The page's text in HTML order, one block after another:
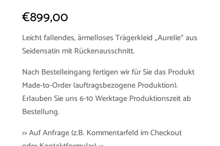
€899,00
Leicht fallendes, ärmelloses Trägerkleid „Aurelie“ aus
Seidensatin mit Rückenausschnitt.
Nach Bestelleingang fertigen wir für Sie das Produkt
Made-to-Order (auftragsbezogene Produktion).
Erlauben Sie uns 6-10 Werktage Produktionszeit ab
Bestellung.
>> Auf Anfrage (z.B. Kommentarfeld im Checkout